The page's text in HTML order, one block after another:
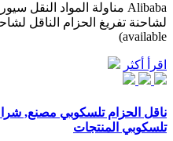
available)
اقرأ أكثر
ناقل الحزام تلسكوبي مصنع,
تلسكوبي المنتجات